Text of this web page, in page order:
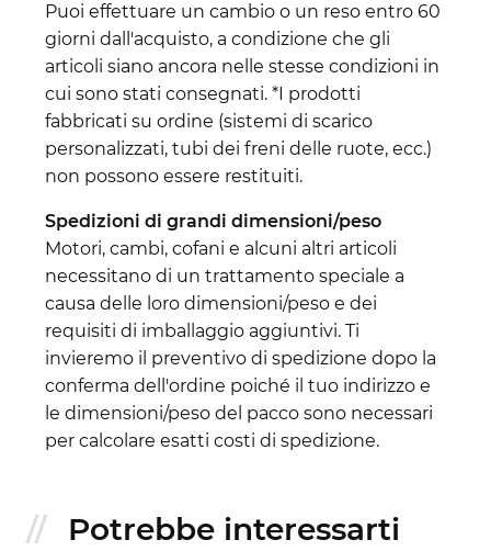
Puoi effettuare un cambio o un reso entro 60
giorni dall'acquisto, a condizione che gli
articoli siano ancora nelle stesse condizioni in
cui sono stati consegnati. *I prodotti
fabbricati su ordine (sistemi di scarico
personalizzati, tubi dei freni delle ruote, ecc.)
non possono essere restituiti.
Spedizioni di grandi dimensioni/peso
Motori, cambi, cofani e alcuni altri articoli
necessitano di un trattamento speciale a
causa delle loro dimensioni/peso e dei
requisiti di imballaggio aggiuntivi. Ti
invieremo il preventivo di spedizione dopo la
conferma dell'ordine poiché il tuo indirizzo e
le dimensioni/peso del pacco sono necessari
per calcolare esatti costi di spedizione.
Potrebbe interessarti